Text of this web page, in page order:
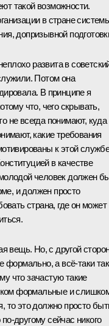
такой возможности.
в стране
допризывной
развита в
Потом она
В принципе я
что, чего скрывать,
не всегда понимают, куда
какие требования
к этой
в качестве
человек должен
и должен просто
страна, где он может
вещь. Но, с другой
формально, а всё‑таки
что зачастую такие
формальные и
то это должно просто
сейчас никого